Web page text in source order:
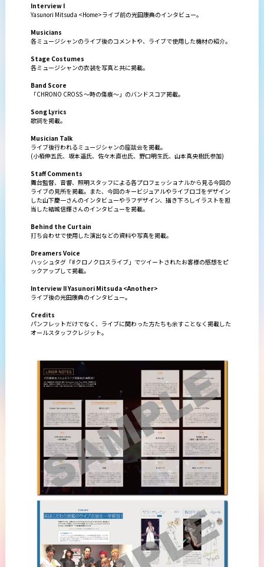
Interview I
Yasunori Mitsuda <Home>ライブ前の光田康典のインタビュー。
Musicians
各ミュージシャンのライブ後のコメントや、ライブで使用した機材の紹介。
Stage Costumes
各ミュージシャンの衣装を写真と共に掲載。
Band Score
「CHRONO CROSS ～時の傷痕～」のバンドスコア掲載。
Song Lyrics
歌詞を掲載。
Musician Talk
ライブ後行われるミュージシャンの座談会を掲載。
(小栢伸五氏、坂本遥氏、佐々木直也氏、野口明生氏、山本真央樹氏参加)
Staff Comments
舞台監督、音響、照明スタッフによる各プロフェッショナルから見る今回の
ライブの見所を掲載。また、今回のキービジュアルやライブロゴをデザイン
した山下慶一さんのインタビューやラフデザイン、描き下ろしイラストを担
当した結城信輝さんのインタビューを掲載。
Behind the Curtain
打ち合わせで使用した演出などの資料や写真を掲載。
Dreamers Voice
ハッシュタグ「#クロノクロスライブ」でツイートされたお客様の感想をピ
ックアップして掲載。
Interview II Yasunori Mitsuda <Another>
ライブ後の光田康典のインタビュー。
Credits
パンフレットだけでなく、ライブに関わった方たちも余すことなく掲載した
オールスタッフクレジット。